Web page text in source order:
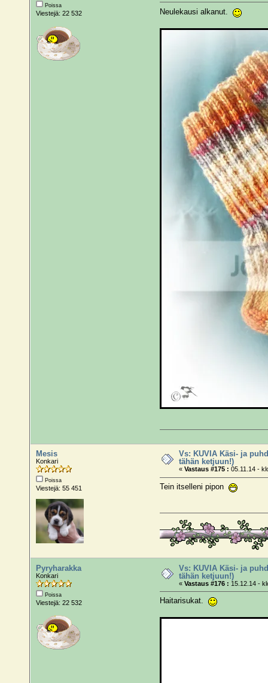
Poissa
Viestejä: 22 532 Neulekausi alkanut.
Mesis
Konkari
Poissa
Viestejä: 55 451
Vs: KUVIA Käsi- ja
tähän ketjuun!)
«Vastaus #175 : 05.11.14 -
Tein itselleni pipon
Pyryharakka
Konkari
Poissa
Viestejä: 22 532
Vs: KUVIA Käsi- ja
tähän ketjuun!)
«Vastaus #176 : 15.12.14 -
Haitarisukat.